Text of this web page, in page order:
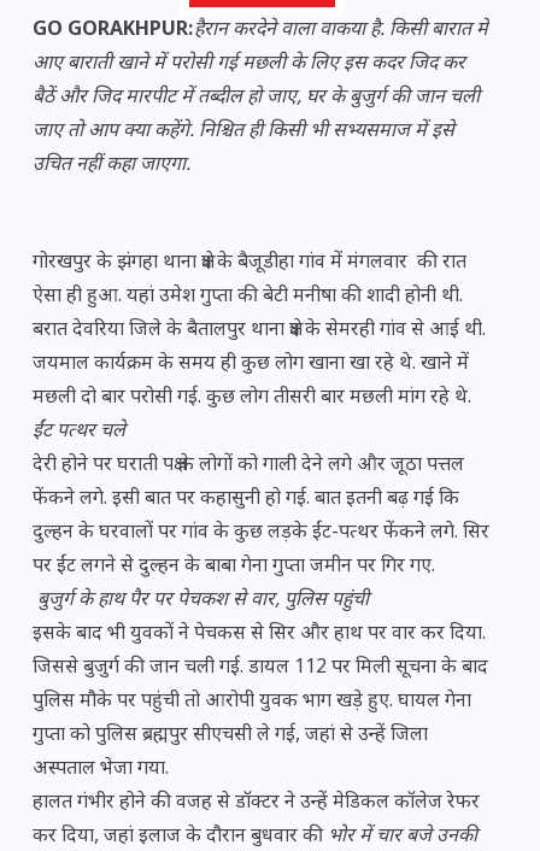
GO GORAKHPUR:हैरान करदेने वाला वाकया है. किसी बारात में
आए बाराती खाने में परोसी गई मछली के लिए इस कदर जिद कर
बैठें और जिद मारपीट में तब्दील हो जाए, घर के बुजुर्ग की जान चली
जाए तो आप क्या कहेंगे. निश्चित ही किसी भी सभ्यसमाज में इसे
उचित नहीं कहा जाएगा.
गोरखपुर के झंगहा थाना क्षेत्र के बैजूडीहा गांव में मंगलवार की रात
ऐसा ही हुआ. यहां उमेश गुप्ता की बेटी मनीषा की शादी होनी थी.
बरात देवरिया जिले के बैतालपुर थाना क्षेत्र के सेमरही गांव से आई थी.
जयमाल कार्यक्रम के समय ही कुछ लोग खाना खा रहे थे. खाने में
मछली दो बार परोसी गई. कुछ लोग तीसरी बार मछली मांग रहे थे.
ईंट पत्थर चले
देरी होने पर घराती पक्ष के लोगों को गाली देने लगे और जूठा पत्तल
फेंकने लगे. इसी बात पर कहासुनी हो गई. बात इतनी बढ़ गई कि
दुल्हन के घरवालों पर गांव के कुछ लड़के ईंट-पत्थर फेंकने लगे. सिर
पर ईंट लगने से दुल्हन के बाबा गेना गुप्ता जमीन पर गिर गए.
बुजुर्ग के हाथ पैर पर पेचकश से वार, पुलिस पहुंची
इसके बाद भी युवकों ने पेचकस से सिर और हाथ पर वार कर दिया.
जिससे बुजुर्ग की जान चली गई. डायल 112 पर मिली सूचना के बाद
पुलिस मौके पर पहुंची तो आरोपी युवक भाग खड़े हुए. घायल गेना
गुप्ता को पुलिस ब्रह्मपुर सीएचसी ले गई, जहां से उन्हें जिला
अस्पताल भेजा गया.
हालत गंभीर होने की वजह से डॉक्टर ने उन्हें मेडिकल कॉलेज रेफर
कर दिया, जहां इलाज के दौरान बुधवार की भोर में चार बजे उनकी